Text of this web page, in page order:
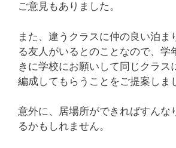
ご意見もありました。
また、違うクラスに仲の良い泊ま
る友人がいるとのことなので、学
きに学校にお願いして同じクラス
編成してもらうことをご提案しま
意外に、居場所ができればすんな
るかもしれません。